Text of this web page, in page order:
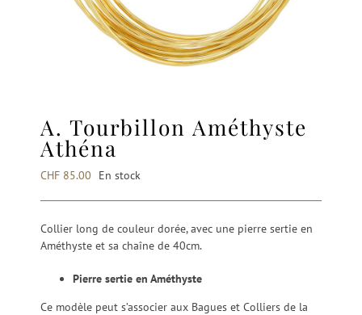
A. Tourbillon Améthyste
Athéna
CHF 85.00 En stock
Collier long de couleur dorée, avec une pierre sertie en
Améthyste et sa chaîne de 40cm.
Pierre sertie en Améthyste
Ce modèle peut s’associer aux Bagues et Colliers de la